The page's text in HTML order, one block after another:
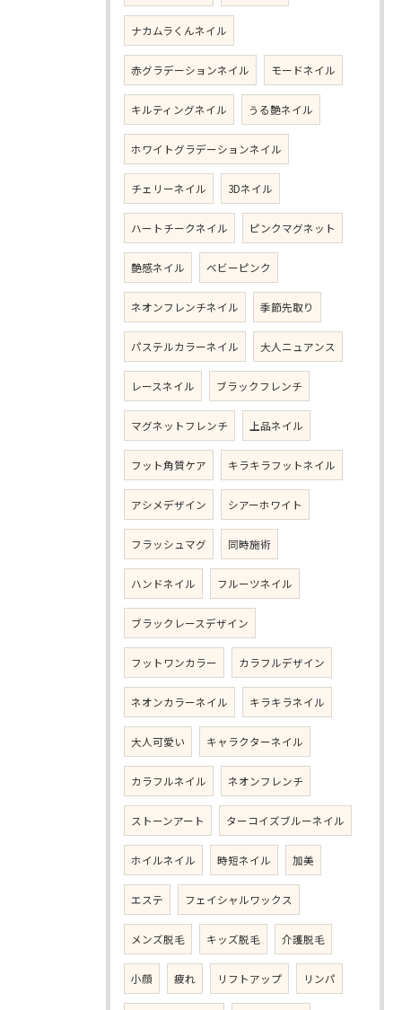
ナカムラくんネイル
赤グラデーションネイル モードネイル
キルティングネイル うる艶ネイル
ホワイトグラデーションネイル
チェリーネイル 3Dネイル
ハートチークネイル ピンクマグネット
艶感ネイル ベビーピンク
ネオンフレンチネイル 季節先取り
パステルカラーネイル 大人ニュアンス
レースネイル ブラックフレンチ
マグネットフレンチ 上品ネイル
フット角質ケア キラキラフットネイル
アシメデザイン シアーホワイト
フラッシュマグ 同時施術
ハンドネイル フルーツネイル
ブラックレースデザイン
フットワンカラー カラフルデザイン
ネオンカラーネイル キラキラネイル
大人可愛い キャラクターネイル
カラフルネイル ネオンフレンチ
ストーンアート ターコイズブルーネイル
ホイルネイル 時短ネイル 加美
エステ フェイシャルワックス
メンズ脱毛 キッズ脱毛 介護脱毛
小顔 疲れ リフトアップ リンパ